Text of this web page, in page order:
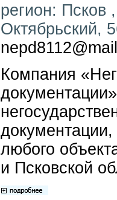
регион: Псков
Октябрьский,
Компания
любого
и Псковской